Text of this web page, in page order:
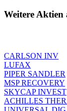
Weitere Aktien
CARLSON INV
LUFAX
PIPER SANDLER
MSP RECOVERY
SKYCAP INVEST
ACHILLES